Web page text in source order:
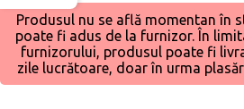
Produsul nu se află momentan în
poate fi adus de la furnizor. În
furnizorului, produsul poate fi
zile lucrătoare, doar în urma